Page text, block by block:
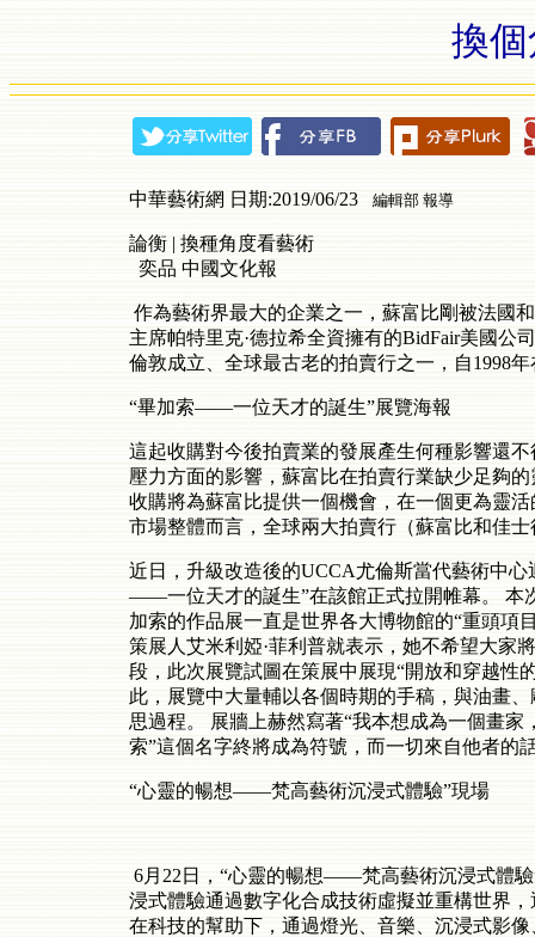
換
中華藝術網 日期:2019/06/23 編輯部 報導
論衡 | 換種角度看藝術
奕品 中國文化報
作為藝術界最大的企業之一，蘇富比剛被法國
主席帕特里克·德拉希全資擁有的BidFair美國公
倫敦成立、全球最古老的拍賣行之一，自1998
“畢加索——一位天才的誕生”展覽海報
這起收購對今後拍賣業的發展產生何種影響還
壓力方面的影響，蘇富比在拍賣行業缺少足夠
收購將為蘇富比提供一個機會，在一個更為靈
市場整體而言，全球兩大拍賣行（蘇富比和佳
近日，升級改造後的UCCA尤倫斯當代藝術中
——一位天才的誕生”在該館正式拉開帷幕。 本
加索的作品展一直是世界各大博物館的“重頭項
策展人艾米利婭·菲利普就表示，她不希望大家
段，此次展覽試圖在策展中展現“開放和穿越性
此，展覽中大量輔以各個時期的手稿，與油畫
思過程。 展牆上赫然寫著“我本想成為一個畫
索”這個名字終將成為符號，而一切來自他者的
“心靈的暢想——梵高藝術沉浸式體驗”現場
6月22日，“心靈的暢想——梵高藝術沉浸式體
浸式體驗通過數字化合成技術虛擬並重構世界
在科技的幫助下，通過燈光、音樂、沉浸式影